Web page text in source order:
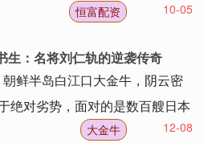
10-05
恒富配资
生：名将刘仁轨的逆袭传奇
鲜半岛白江口大金牛，阴云密
绝对劣势，面对的是数百艘日本
12-08
大金牛